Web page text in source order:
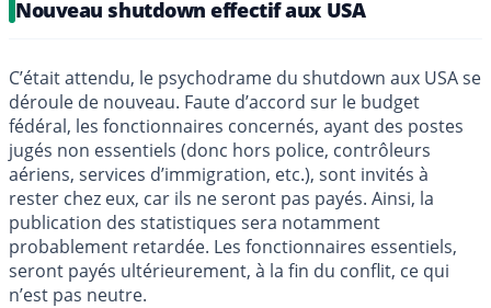
Nouveau shutdown effectif aux USA
C’était attendu, le psychodrame du shutdown aux USA se
déroule de nouveau. Faute d’accord sur le budget
fédéral, les fonctionnaires concernés, ayant des postes
jugés non essentiels (donc hors police, contrôleurs
aériens, services d’immigration, etc.), sont invités à
rester chez eux, car ils ne seront pas payés. Ainsi, la
publication des statistiques sera notamment
probablement retardée. Les fonctionnaires essentiels,
seront payés ultérieurement, à la fin du conflit, ce qui
n’est pas neutre.